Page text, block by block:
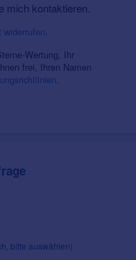
mich kontaktieren.
widerrufen.
Wertung, Ihr
frei, Ihren Namen
.
bitte auswählen)